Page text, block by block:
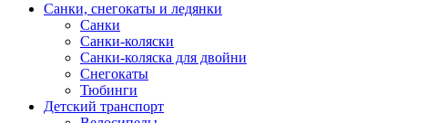
Санки, снегокаты и ледянки
Санки
Санки-коляски
Санки-коляска для двойни
Снегокаты
Тюбинги
Детский транспорт